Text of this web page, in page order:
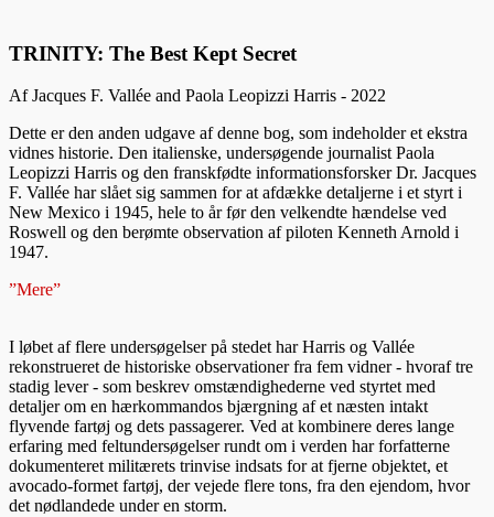
TRINITY: The Best Kept Secret
Af Jacques F. Vallée and Paola Leopizzi Harris - 2022
Dette er den anden udgave af denne bog, som indeholder et ekstra
vidnes historie. Den italienske, undersøgende journalist Paola
Leopizzi Harris og den franskfødte informationsforsker Dr. Jacques
F. Vallée har slået sig sammen for at afdække detaljerne i et styrt i
New Mexico i 1945, hele to år før den velkendte hændelse ved
Roswell og den berømte observation af piloten Kenneth Arnold i
1947.
”Mere”
I løbet af flere undersøgelser på stedet har Harris og Vallée
rekonstrueret de historiske observationer fra fem vidner - hvoraf tre
stadig lever - som beskrev omstændighederne ved styrtet med
detaljer om en hærkommandos bjærgning af et næsten intakt
flyvende fartøj og dets passagerer. Ved at kombinere deres lange
erfaring med feltundersøgelser rundt om i verden har forfatterne
dokumenteret militærets trinvise indsats for at fjerne objektet, et
avocado-formet fartøj, der vejede flere tons, fra den ejendom, hvor
det nødlandede under en storm.